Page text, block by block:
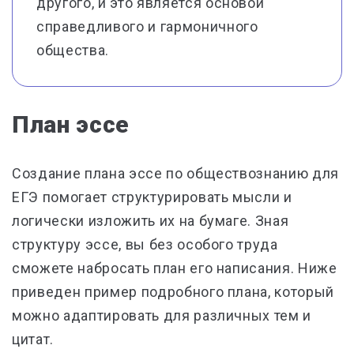
справедливого и гармоничного
общества.
План эссе
Создание плана эссе по обществознанию для
ЕГЭ помогает структурировать мысли и
логически изложить их на бумаге. Зная
структуру эссе, вы без особого труда
сможете набросать план его написания. Ниже
приведен пример подробного плана, который
можно адаптировать для различных тем и
цитат.